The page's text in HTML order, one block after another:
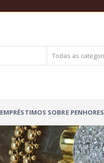
EMPRÉSTIMOS SOBRE PENHORES